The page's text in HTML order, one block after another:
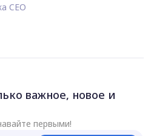
CEO
важное, новое и
первыми!